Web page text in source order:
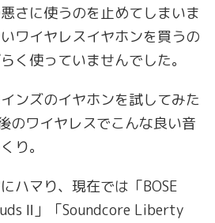
さに使うのを止めてしまいま
ワイヤレスイヤホンを買うの
く使っていませんでした。
ンズのイヤホンを試してみた
のワイヤレスでこんな良い音
り。
ハマり、現在では「BOSE
Ⅱ」「Soundcore Liberty